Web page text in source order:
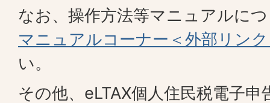
なお、操作方法等マニュアルに
マニュアルコーナー＜外部リン
い。
その他、eLTAX個人住民税電子